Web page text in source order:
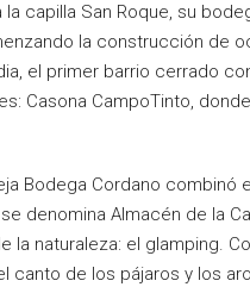
capilla San Roque, su
la construcción de
el primer barrio cerrado
Casona CampoTinto,
Bodega Cordano
denomina Almacén de la
la naturaleza: el glamping.
canto de los pájaros y los